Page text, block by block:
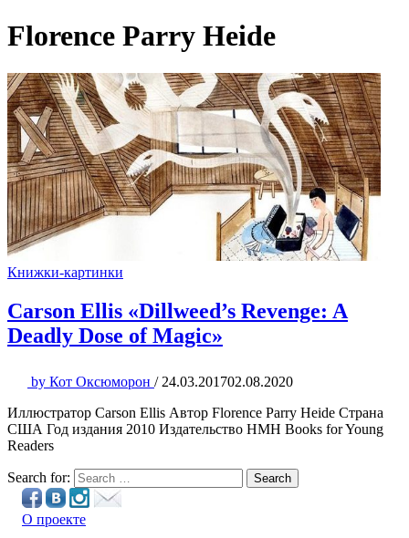
Florence Parry Heide
Книжки-картинки
Carson Ellis «Dillweed’s Revenge: A
Deadly Dose of Magic»
by Кот Оксюморон / 24.03.201702.08.2020
Иллюстратор Carson Ellis Автор Florence Parry Heide Страна
США Год издания 2010 Издательство HMH Books for Young
Readers
Search for: Search
О проекте